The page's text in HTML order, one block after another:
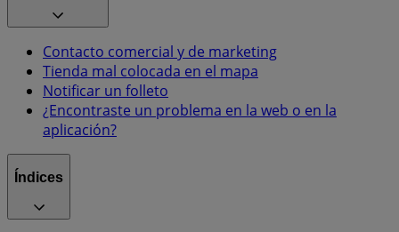
Contacto comercial y de marketing
Tienda mal colocada en el mapa
Notificar un folleto
¿Encontraste un problema en la web o en la
aplicación?
Índices